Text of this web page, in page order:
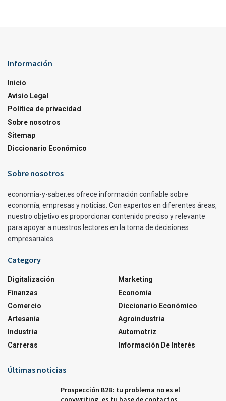
Información
Inicio
Avisio Legal
Política de privacidad
Sobre nosotros
Sitemap
Diccionario Económico
Sobre nosotros
economia-y-saber.es ofrece información confiable sobre
economía, empresas y noticias. Con expertos en diferentes áreas,
nuestro objetivo es proporcionar contenido preciso y relevante
para apoyar a nuestros lectores en la toma de decisiones
empresariales.
Category
Digitalización
Finanzas
Comercio
Artesanía
Industria
Carreras
Marketing
Economía
Diccionario Económico
Agroindustria
Automotriz
Información De Interés
Últimas noticias
Prospección B2B: tu problema no es el